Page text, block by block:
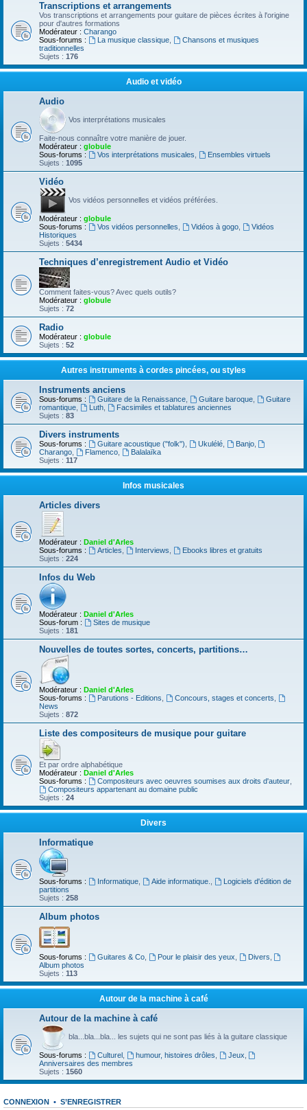
Transcriptions et arrangements
Vos transcriptions et arrangements pour guitare de pièces écrites à l'origine
pour d'autres formations
Modérateur : Charango
Sous-forums :
La musique classique,
Chansons et musiques
traditionnelles
Sujets : 176
Audio et vidéo
Audio
Vos interprétations musicales
Faite-nous connaître votre manière de jouer.
Modérateur : globule
Sous-forums :
Vos interprétations musicales
Ensembles virtuels
Sujets : 1095
Vidéo
Vos vidéos personnelles et vidéos préférées.
Modérateur : globule
Sous-forums :
Vos vidéos personnelles Vidéos à gogo,
Vidéos
Historiques
Sujets : 5434
Techniques d’enregistrement Audio et Vidéo
Comment faites-vous? Avec quels outils?
Modérateur : globule
Sujets : 72
Radio
Modérateur : globule
Sujets : 52
Autres instruments à cordes pincées, ou styles
Instruments anciens
Sous-forums : Guitare de la Renaissance, Guitare baroque,
Guitare
romantique
Luth,
Facsimiles et tablatures anciennes
Sujets : 83
Divers instruments
Sous-forums : Guitare acoustique ("folk") Ukulélé, Banjo,
Charango
Flamenco,
Balalaïka
Sujets : 117
Infos musicales
Articles divers
Modérateur : Daniel d'Arles
Sous-forums :
Articles Interviews
Ebooks libres et gratuits
Sujets : 224
Infos du Web
Modérateur : Daniel d'Arles
Sous-forum :
Sites de musique
Sujets : 181
Nouvelles de toutes sortes, concerts, partitions…
Modérateur : Daniel d'Arles
Sous-forums :
Parutions - Editions Concours, stages et concerts
News
Sujets : 872
Liste des compositeurs de musique pour guitare
Et par ordre alphabétique
Modérateur : Daniel d'Arles
Sous-forums :
Compositeurs avec oeuvres soumises aux droits d'auteur,
Compositeurs appartenant au domaine public
Sujets : 24
Divers
Informatique
Sous-forums : Informatique, Aide informatique.
Logiciels d'édition de
partitions
Sujets : 258
Album photos
Sous-forums : Guitares & Co, Pour le plaisir des yeux Divers
Album photos
Sujets : 113
Autour de la machine à café
Autour de la machine à café
bla...bla...bla... les sujets qui ne sont pas liés à la guitare classique
Sous-forums : Culturel, humour, histoires drôles Jeux
Anniversaires des membres
Sujets : 1560
CONNEXION • S’ENREGISTRER